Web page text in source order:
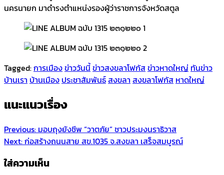
นครนายก มาดำรงตำแหน่งรองผู้ว่าราชการจังหวัดสตูล
Tagged:การเมืองข่าววันนี้ข่าวสงขลาโฟกัสข่าวหาดใหญ่ ทันข่าว
บ้านเรา บ้านเมือง ประชาสัมพันธ์สงขลา สงขลาโฟกัส หาดใหญ่
แนะแนวเรื่อง
Previous: มอบถุงยังชีพ “วาตภัย” ชาวประมงนราธิวาส
Next:ก่อสร้างถนนสาย สข.1035 จ.สงขลา เสร็จสมบูรณ์
ใส่ความเห็น